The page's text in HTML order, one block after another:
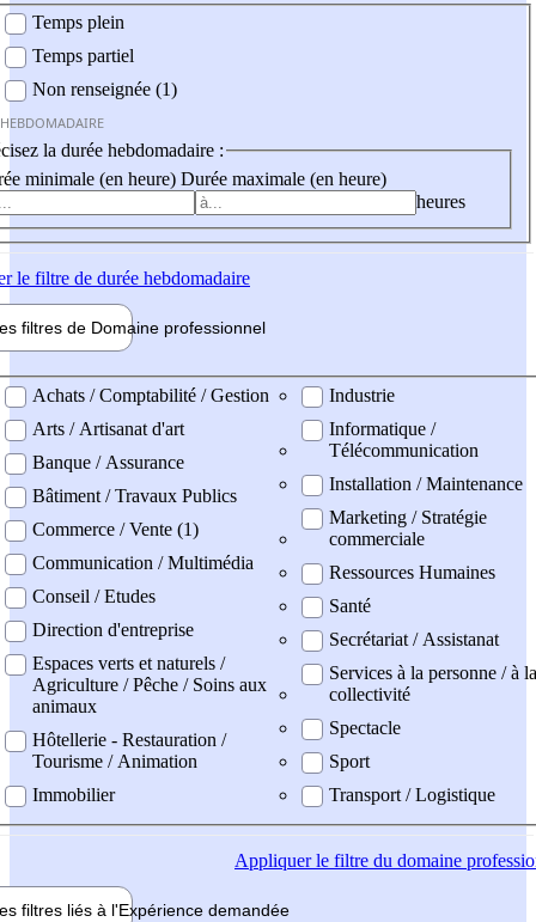
Temps plein
Temps partiel
Non renseignée (1)
la durée hebdomadaire :
minimale (en heure) Durée maximale (en heure)
heures
le filtre de durée hebdomadaire
filtres de Domaine professionnel
professionel
Achats / Comptabilité / Gestion
Arts / Artisanat d'art
Banque / Assurance
Bâtiment / Travaux Publics
Commerce / Vente (1)
Communication / Multimédia
Conseil / Etudes
Direction d'entreprise
Espaces verts et naturels /
Agriculture / Pêche / Soins aux
animaux
Hôtellerie - Restauration /
Tourisme / Animation
Immobilier
Industrie
Informatique /
Télécommunication
Installation / Maintenance
Marketing / Stratégie
commerciale
Ressources Humaines
Santé
Secrétariat / Assistanat
Services à la personne / à la
collectivité
Spectacle
Sport
Transport / Logistique
Appliquerle filtre du domaine
filtres liés à l'Expérience demandée